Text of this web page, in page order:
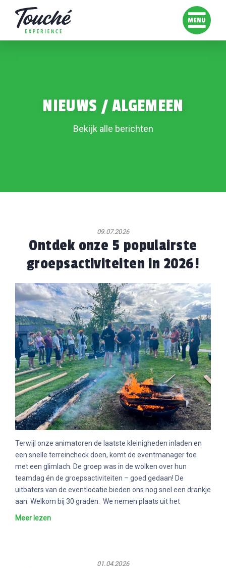
NIEUWS / ALGEMEEN
Bekijk alle berichten
09.07.2026
Ontdek onze 5 populairste
groepsactiviteiten in 2026!
Terwijl onze animatoren de laatste kleinigheden inladen en
een snelle terreincheck doen, komt de eventmanager toe
met een glimlach. De groep was in de wolken over hun
teamdag én de groepsactiviteiten – goed gedaan! De
uitbaters van de eventlocatie bieden ons nog snel een drankje
aan. Welkom bij 30 graden. We nemen plaats uit het
Meer lezen
01.04.2026